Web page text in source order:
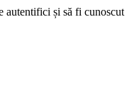
autentifici și să fi cunoscut